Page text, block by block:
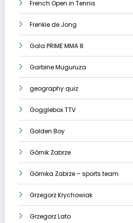
French Open in Tennis
Frenkie de Jong
Gala PRIME MMA 8
Garbine Muguruza
geography quiz
Gogglebox TTV
Golden Boy
Górnik Zabrze
Górnika Zabrze – sports team
Grzegorz Krychowiak
Grzegorz Lato